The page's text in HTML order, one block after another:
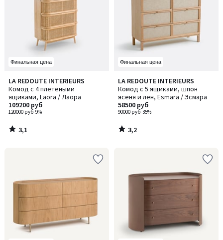
Финальная цена
LA REDOUTE INTERIEURS
Комод с 4 плетеными
ящиками, Laora / Лаора
120000 руб-9%
109200 руб
3,1
/ 5
3,1
/
Финальная цена
LA REDOUTE INTERIEURS
Комод с 5 ящиками, шпон
ясеня и лен, Esmara / Эсмара
90000 руб-35%
58500 руб
3,2
/ 5
3,2
/